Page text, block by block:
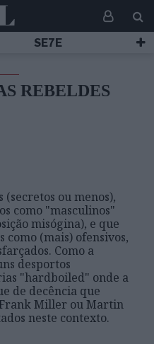
SE7E
REBELDES
ou menos),
como "masculinos"
misógina), e que
como (mais) ofensivos,
Como a
desportos
"hardboiled" onde a
de decência que
Miller ou Martin
neste contexto.